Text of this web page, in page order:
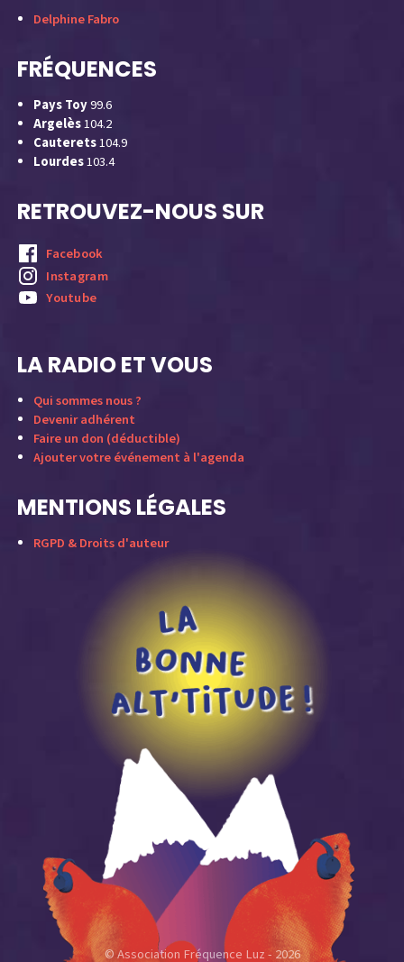
Delphine Fabro
FRÉQUENCES
Pays Toy99.6
Argelès104.2
Cauterets104.9
Lourdes103.4
RETROUVEZ-NOUS SUR
Facebook
Instagram
Youtube
LA RADIO ET VOUS
Qui sommes nous ?
Devenir adhérent
Faire un don (déductible)
Ajouter votre événement à l'agenda
MENTIONS LÉGALES
RGPD & Droits d'auteur
© Association Fréquence Luz - 2026